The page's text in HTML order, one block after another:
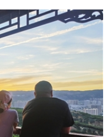
综合 专题
教育
太原 网罗民生
热评 社区